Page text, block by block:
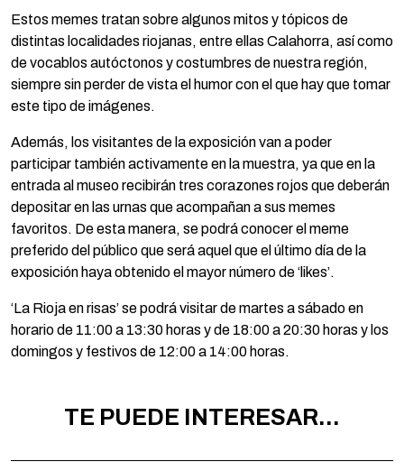
Estos memes tratan sobre algunos mitos y tópicos de
distintas localidades riojanas, entre ellas Calahorra, así como
de vocablos autóctonos y costumbres de nuestra región,
siempre sin perder de vista el humor con el que hay que tomar
este tipo de imágenes.
Además, los visitantes de la exposición van a poder
participar también activamente en la muestra, ya que en la
entrada al museo recibirán tres corazones rojos que deberán
depositar en las urnas que acompañan a sus memes
favoritos. De esta manera, se podrá conocer el meme
preferido del público que será aquel que el último día de la
exposición haya obtenido el mayor número de ‘likes’.
‘La Rioja en risas’ se podrá visitar de martes a sábado en
horario de 11:00 a 13:30 horas y de 18:00 a 20:30 horas y los
domingos y festivos de 12:00 a 14:00 horas.
TE PUEDE INTERESAR...